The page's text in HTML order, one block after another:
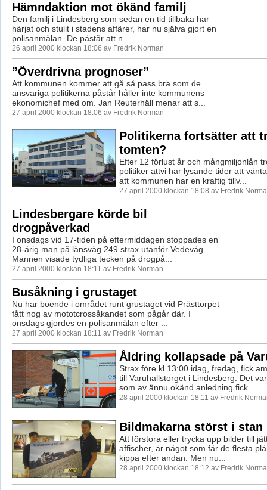
Hämndaktion mot ökänd familj
Den familj i Lindesberg som sedan en tid tillbaka har
härjat och stulit i stadens affärer, har nu själva gjort en
polisanmälan. De påstår att n...
26 april 2000 klockan 18:06 av Fredrik Norman
”Överdrivna prognoser”
Att kommunen kommer att gå så pass bra som de
ansvariga politikerna påstår håller inte kommunens
ekonomichef med om. Jan Reuterhäll menar att s...
27 april 2000 klockan 18:06 av Fredrik Norman
Politikerna fortsätter att
tomten?
Efter 12 förlust år och mångmiljonlån
politiker attvi har lysande tider att
att kommunen har en kraftig tillv...
27 april 2000 klockan 18:08 av Fredrik
Lindesbergare körde bil
drogpåverkad
I onsdags vid 17-tiden på eftermiddagen stoppades en
28-årig man på länsväg 249 strax utanför Vedevåg.
Mannen visade tydliga tecken på drogpå...
27 april 2000 klockan 18:11 av Fredrik Norman
Busåkning i grustaget
Nu har boende i området runt grustaget vid Prästtorpet
fått nog av mototcrossåkandet som pågår där. I
onsdags gjordes en polisanmälan efter ...
27 april 2000 klockan 18:11 av Fredrik Norman
Åldring kollapsade på
Strax före kl 13:00 idag, fredag, fick
till Varuhallstorget i Lindesberg. Det
som av ännu okänd anledning fick ...
28 april 2000 klockan 18:11 av Fredrik
Bildmakarna störst i stan
Att förstora eller trycka upp bilder till
affischer, är något som får de flesta
kippa efter andan. Men nu...
28 april 2000 klockan 18:12 av Fredrik